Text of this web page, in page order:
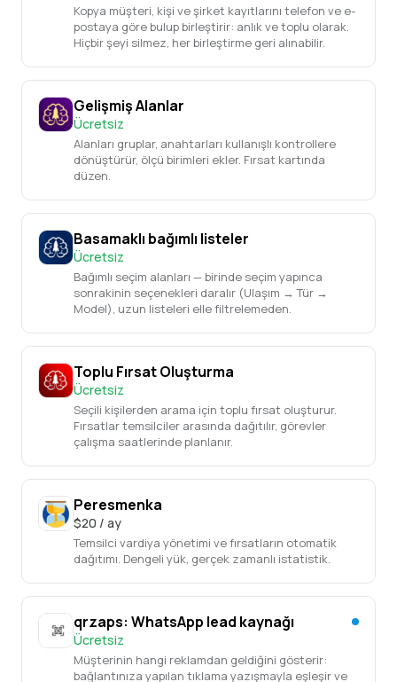
Kopya müşteri, kişi ve şirket kayıtlarını telefon ve e-
postaya göre bulup birleştirir: anlık ve toplu olarak.
Hiçbir şeyi silmez, her birleştirme geri alınabilir.
Gelişmiş Alanlar
Ücretsiz
Alanları gruplar, anahtarları kullanışlı kontrollere
dönüştürür, ölçü birimleri ekler. Fırsat kartında
düzen.
Basamaklı bağımlı listeler
Ücretsiz
Bağımlı seçim alanları — birinde seçim yapınca
sonrakinin seçenekleri daralır (Ulaşım → Tür →
Model), uzun listeleri elle filtrelemeden.
Toplu Fırsat Oluşturma
Ücretsiz
Seçili kişilerden arama için toplu fırsat oluşturur.
Fırsatlar temsilciler arasında dağıtılır, görevler
çalışma saatlerinde planlanır.
Peresmenka
$20 / ay
Temsilci vardiya yönetimi ve fırsatların otomatik
dağıtımı. Dengeli yük, gerçek zamanlı istatistik.
qrzaps: WhatsApp lead kaynağı
Ücretsiz
Müşterinin hangi reklamdan geldiğini gösterir:
bağlantınıza yapılan tıklama yazışmayla eşleşir ve